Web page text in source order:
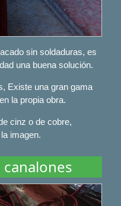
sin soldaduras, es
una buena solución.
Existe una gran gama
la propia obra.
cinz o de cobre,
imagen.